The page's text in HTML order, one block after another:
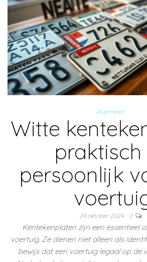
Algemeen
Witte
praktisch
persoonlijk
24 oktober 2024 0
Kentekenplaten zijn een essentieel
voertuig. Ze dienen niet alleen als
bewijs dat een voertuig legaal op de